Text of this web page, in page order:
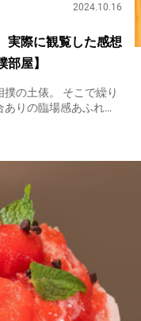
2024.10.16
際に観覧した感想
屋】
の土俵。 そこで繰り
りの臨場感あふれる
して、２０２４年１